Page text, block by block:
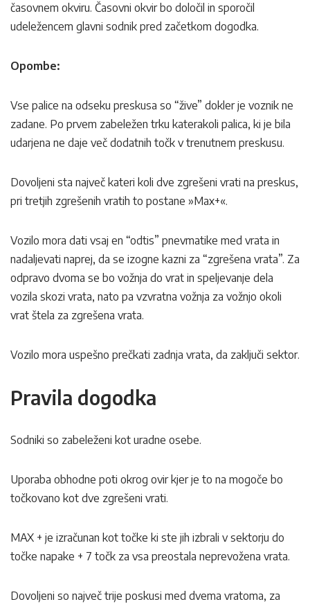
časovnem okviru. Časovni okvir bo določil in sporočil
udeležencem glavni sodnik pred začetkom dogodka.
Opombe:
Vse palice na odseku preskusa so “žive” dokler je voznik ne
zadane. Po prvem zabeležen trku katerakoli palica, ki je bila
udarjena ne daje več dodatnih točk v trenutnem preskusu.
Dovoljeni sta največ kateri koli dve zgrešeni vrati na preskus,
pri tretjih zgrešenih vratih to postane »Max+«.
Vozilo mora dati vsaj en “odtis” pnevmatike med vrata in
nadaljevati naprej, da se izogne ​​kazni za “zgrešena vrata”. Za
odpravo dvoma se bo vožnja do vrat in speljevanje dela
vozila skozi vrata, nato pa vzvratna vožnja za vožnjo okoli
vrat štela za zgrešena vrata.
Vozilo mora uspešno prečkati zadnja vrata, da zaključi sektor.
Pravila dogodka
Sodniki so zabeleženi kot uradne osebe.
Uporaba obhodne poti okrog ovir kjer je to na mogoče bo
točkovano kot dve zgrešeni vrati.
MAX + je izračunan kot točke ki ste jih izbrali v sektorju do
točke napake + 7 točk za vsa preostala neprevožena vrata.
Dovoljeni so največ trije poskusi med dvema vratoma, za